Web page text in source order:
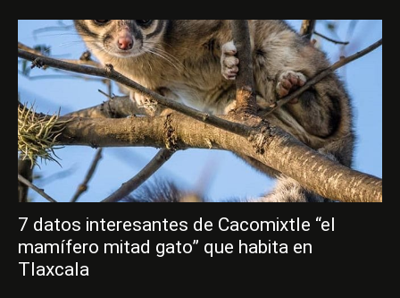
7 datos interesantes de Cacomixtle “el
mamífero mitad gato” que habita en
Tlaxcala